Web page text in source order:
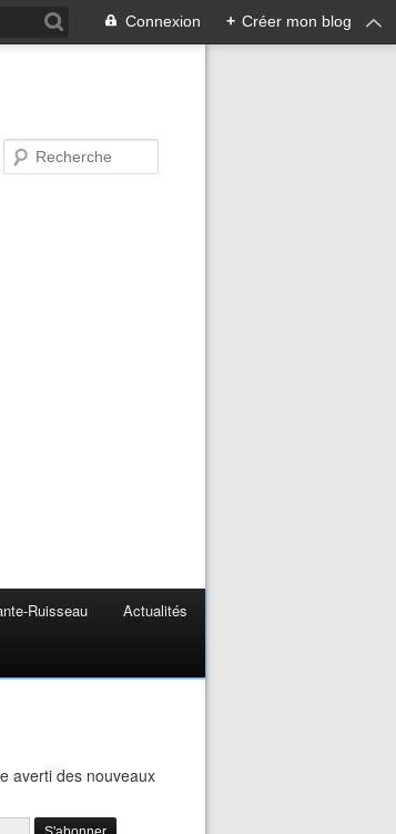
Connexion + Créer mon blog
Ruisseau Actualités
averti des nouveaux